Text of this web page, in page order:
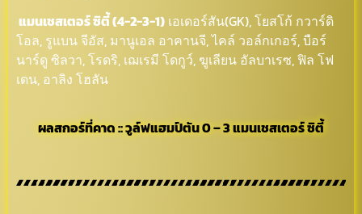
แมนเชสเตอร์ ซิตี้ (4-2-3-1) เอเดอร์สัน(GK), โยสโก้ กวาร์ดิ
โอล, รูแบน จีอัส, มานูเอล อาคานจี, ไคล์ วอล์กเกอร์, บือร์
นาร์ดู ซิลวา, โรดริ, เฌเรมี โดกูว์, ฆูเลียน อัลบาเรซ, ฟิล โฟ
เดน, อาลิง โฮลัน
ผลสกอร์ที่คาด :: วูล์ฟแฮมป์ตัน 0 – 3 แมนเชสเตอร์ ซิตี้